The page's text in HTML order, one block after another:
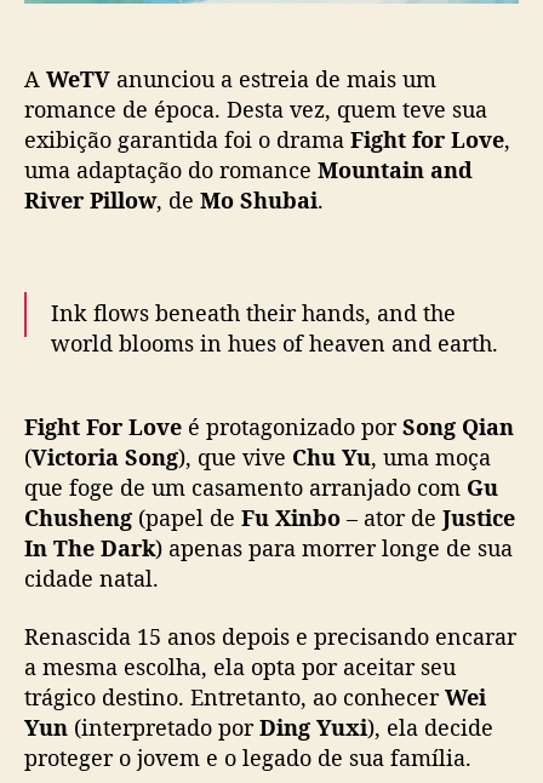
u
x
i
e
F
b
o
t
ã
o
e
m
n
o
r
o
a
n
A WeTV anunciou a estreia de mais um
romance de época. Desta vez, quem teve sua
exibição garantida foi o drama Fight for Love,
uma adaptação do romance Mountain and
River Pillow, de Mo Shubai.
Ink flows beneath their hands, and the
world blooms in hues of heaven and earth.
WeTV globally.
✨Starring#SongQian #DingYuxi #FuXinbo
#ChenQiaoen #LiangXuefeng #CaoJun
#ZhouJieqiong #Zhoudawei #DingJiawen
#LiHuan #HuangRiying
— WeTV.Official (@WeTVOfficial)October
23, 2025
Fight For Love é protagonizado porSong Qian
(Victoria Song), que vive Chu Yu, uma moça
que foge de um casamento arranjado com Gu
Chusheng (papel de Fu Xinbo – ator de Justice
In The Dark) apenas para morrer longe de sua
cidade natal.
Renascida 15 anos depois e precisando encarar
a mesma escolha, ela opta por aceitar seu
trágico destino. Entretanto, ao conhecerWei
Yun (interpretado porDing Yuxi), ela decide
proteger o jovem e o legado de sua família.